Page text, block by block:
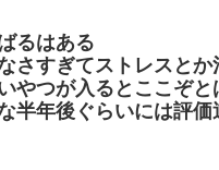
るはある
さすぎてストレスとか
やつが入るとここぞと
半年後ぐらいには評